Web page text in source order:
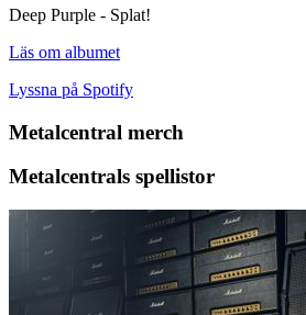
Deep Purple - Splat!
Läs om albumet
Lyssna på Spotify
Metalcentral merch
Metalcentrals spellistor